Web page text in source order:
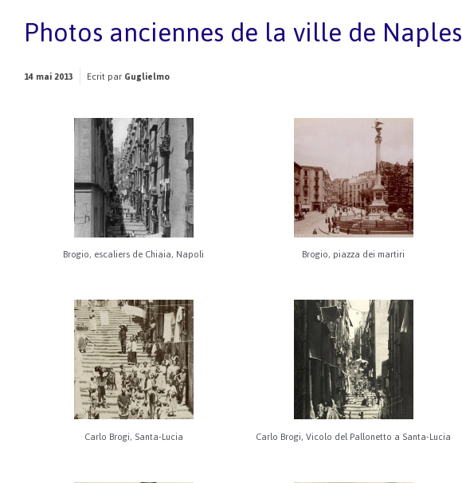
Photos anciennes de la ville de Naples
14 mai 2013 Ecrit parGuglielmo
Brogio, escaliers de Chiaia, Napoli Brogio, piazza dei martiri
Carlo Brogi, Santa-Lucia Carlo Brogi, Vicolo del Pallonetto a Santa-Lucia